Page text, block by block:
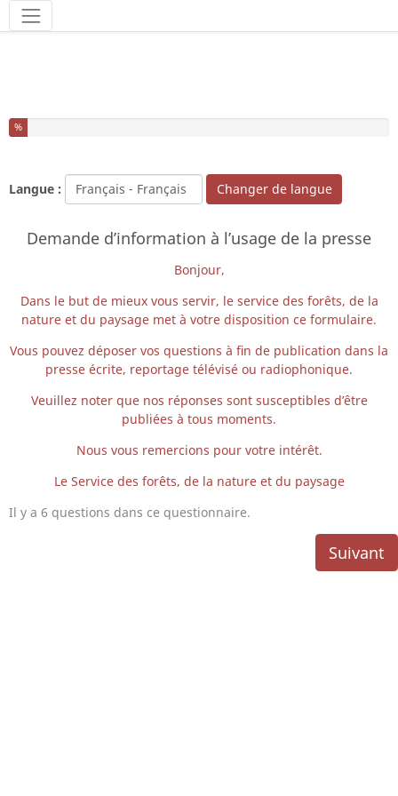
Outils
Vous avez complété % de ce questionnaire.
%
Langue : Changer de langue
Demande d’information à l’usage de la presse
Bonjour,
Dans le but de mieux vous servir, le service des forêts, de la
nature et du paysage met à votre disposition ce formulaire.
Vous pouvez déposer vos questions à fin de publication dans la
presse écrite, reportage télévisé ou radiophonique.
Veuillez noter que nos réponses sont susceptibles d’être
publiées à tous moments.
Nous vous remercions pour votre intérêt.
Le Service des forêts, de la nature et du paysage
Il y a 6 questions dans ce questionnaire.
Suivant